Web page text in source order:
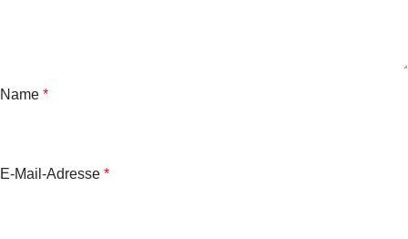
Name *
E-Mail-Adresse *